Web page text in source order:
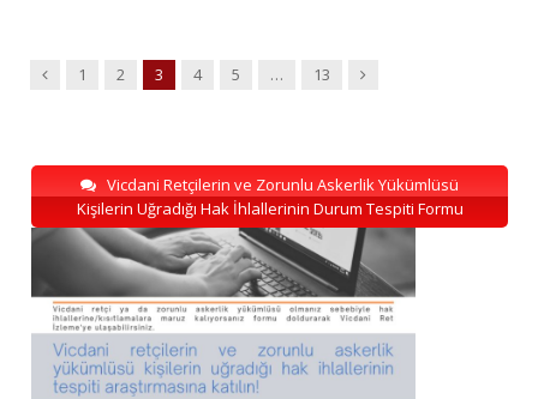
Previous
1 2 3 4 5 … 13 Next
Vicdani Retçilerin ve Zorunlu Askerlik Yükümlüsü
Kişilerin Uğradığı Hak İhlallerinin Durum Tespiti Formu